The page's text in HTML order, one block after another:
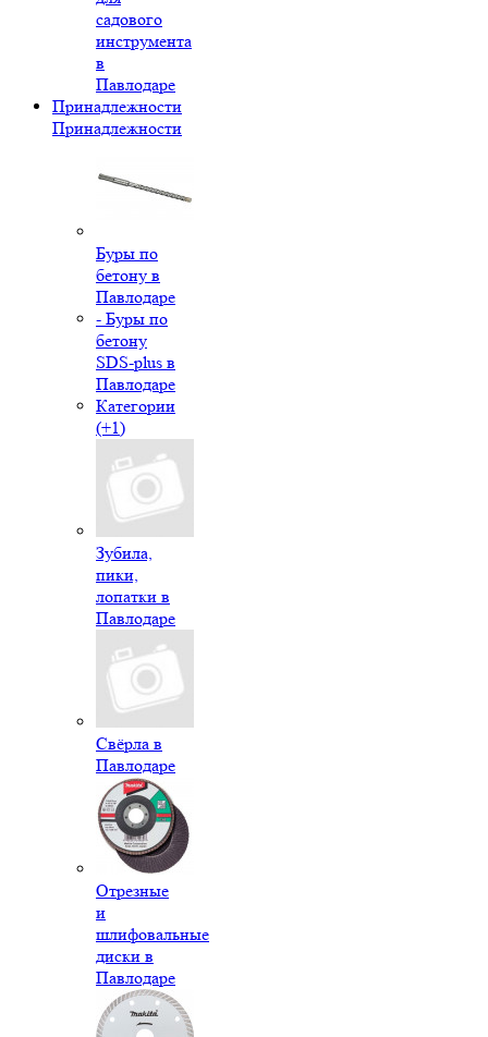
садового
инструмента
в
Павлодаре
Принадлежности
Принадлежности
Буры по
бетону в
Павлодаре
- Буры по
бетону
SDS-plus в
Павлодаре
Категории
(+1)
Зубила,
пики,
лопатки в
Павлодаре
Свёрла в
Павлодаре
Отрезные
и
шлифовальные
диски в
Павлодаре